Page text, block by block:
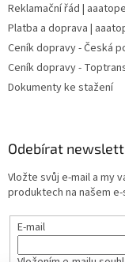
Reklamační řád |
Platba a doprava |
Ceník dopravy - Česká
Ceník dopravy -
Dokumenty ke stažení
Odebírat
Vložte svůj e-mail a my
produktech na našem e-
E-mail